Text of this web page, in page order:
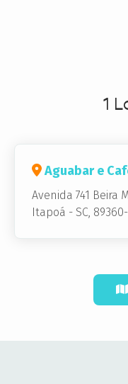
1
Aguabar e
Avenida 741 Beira
Itapoá - SC,